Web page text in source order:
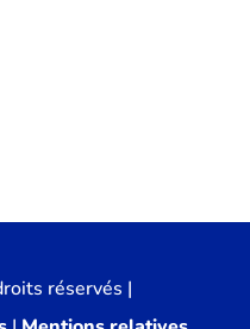
réservés |